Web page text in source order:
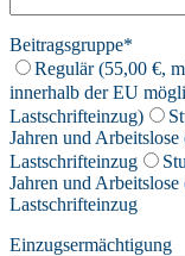
Beitragsgruppe*
Regulär (55,00 €,
innerhalb der EU
Lastschrifteinzug)
Jahren und
Lastschrifteinzug
Jahren und
Lastschrifteinzug
Einzugsermächtigung